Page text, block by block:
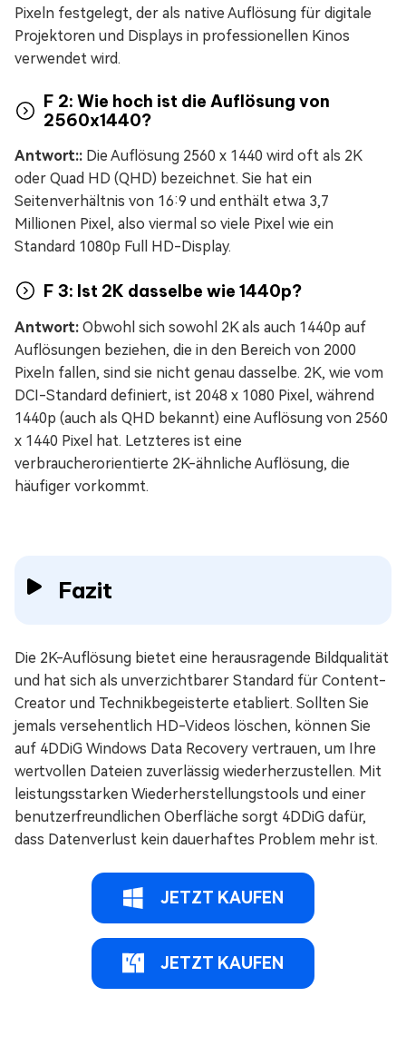
Pixeln festgelegt, der als native Auflösung für digitale
Projektoren und Displays in professionellen Kinos
verwendet wird.
F 2: Wie hoch ist die Auflösung von
2560x1440?
Antwort:: Die Auflösung 2560 x 1440 wird oft als 2K
oder Quad HD (QHD) bezeichnet. Sie hat ein
Seitenverhältnis von 16:9 und enthält etwa 3,7
Millionen Pixel, also viermal so viele Pixel wie ein
Standard 1080p Full HD-Display.
F 3: Ist 2K dasselbe wie 1440p?
Antwort: Obwohl sich sowohl 2K als auch 1440p auf
Auflösungen beziehen, die in den Bereich von 2000
Pixeln fallen, sind sie nicht genau dasselbe. 2K, wie vom
DCI-Standard definiert, ist 2048 x 1080 Pixel, während
1440p (auch als QHD bekannt) eine Auflösung von 2560
x 1440 Pixel hat. Letzteres ist eine
verbraucherorientierte 2K-ähnliche Auflösung, die
häufiger vorkommt.
Fazit
Die 2K-Auflösung bietet eine herausragende Bildqualität
und hat sich als unverzichtbarer Standard für Content-
Creator und Technikbegeisterte etabliert. Sollten Sie
jemals versehentlich HD-Videos löschen, können Sie
auf 4DDiG Windows Data Recovery vertrauen, um Ihre
wertvollen Dateien zuverlässig wiederherzustellen. Mit
leistungsstarken Wiederherstellungstools und einer
benutzerfreundlichen Oberfläche sorgt 4DDiG dafür,
dass Datenverlust kein dauerhaftes Problem mehr ist.
JETZT KAUFEN
JETZT KAUFEN